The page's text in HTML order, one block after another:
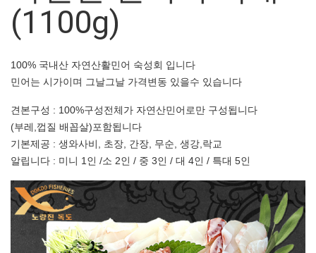
(1100g)
100% 국내산 자연산활민어 숙성회 입니다
민어는 시가이며 그날그날 가격변동 있을수 있습니다
견본구성 : 100%구성전체가 자연산민어로만 구성됩니다
(부레,껍질 배꼽살)포함됩니다
기본제공 : 생와사비, 초장, 간장, 무순, 생강,락교
알립니다 : 미니 1인 /소 2인 / 중 3인 / 대 4인 / 특대 5인